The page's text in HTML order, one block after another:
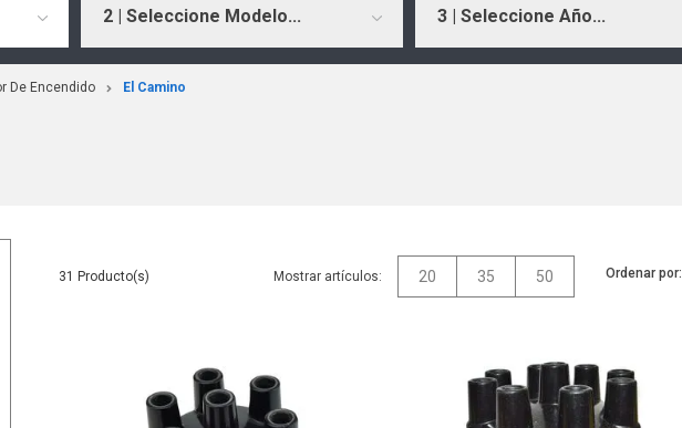
2 | Seleccione Modelo... 3 | Seleccione Año...
De Encendido El Camino
31 Mostrar artículos: 20 35 50 Ordenar por: